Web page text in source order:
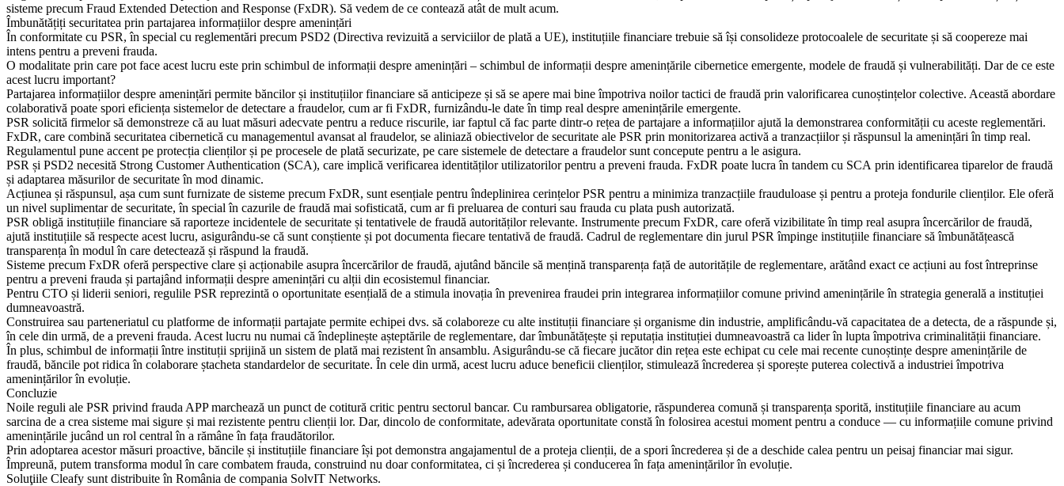
sisteme precum Fraud Extended Detection and Response (FxDR). Să vedem de ce contează atât de mult acum.
Îmbunătățiți securitatea prin partajarea informațiilor despre amenințări
În conformitate cu PSR, în special cu reglementări precum PSD2 (Directiva revizuită a serviciilor de plată a UE), instituțiile financiare trebuie să își consolideze protocoalele de securitate și să coopereze mai
intens pentru a preveni frauda.
O modalitate prin care pot face acest lucru este prin schimbul de informații despre amenințări – schimbul de informații despre amenințările cibernetice emergente, modele de fraudă și vulnerabilități. Dar de ce este
acest lucru important?
Partajarea informațiilor despre amenințări permite băncilor și instituțiilor financiare să anticipeze și să se apere mai bine împotriva noilor tactici de fraudă prin valorificarea cunoștințelor colective. Această abordare
colaborativă poate spori eficiența sistemelor de detectare a fraudelor, cum ar fi FxDR, furnizându-le date în timp real despre amenințările emergente.
PSR solicită firmelor să demonstreze că au luat măsuri adecvate pentru a reduce riscurile, iar faptul că fac parte dintr-o rețea de partajare a informațiilor ajută la demonstrarea conformității cu aceste reglementări.
FxDR, care combină securitatea cibernetică cu managementul avansat al fraudelor, se aliniază obiectivelor de securitate ale PSR prin monitorizarea activă a tranzacțiilor și răspunsul la amenințări în timp real.
Regulamentul pune accent pe protecția clienților și pe procesele de plată securizate, pe care sistemele de detectare a fraudelor sunt concepute pentru a le asigura.
PSR și PSD2 necesită Strong Customer Authentication (SCA), care implică verificarea identităților utilizatorilor pentru a preveni frauda. FxDR poate lucra în tandem cu SCA prin identificarea tiparelor de fraudă
și adaptarea măsurilor de securitate în mod dinamic.
Acțiunea și răspunsul, așa cum sunt furnizate de sisteme precum FxDR, sunt esențiale pentru îndeplinirea cerințelor PSR pentru a minimiza tranzacțiile frauduloase și pentru a proteja fondurile clienților. Ele oferă
un nivel suplimentar de securitate, în special în cazurile de fraudă mai sofisticată, cum ar fi preluarea de conturi sau frauda cu plata push autorizată.
PSR obligă instituțiile financiare să raporteze incidentele de securitate și tentativele de fraudă autorităților relevante. Instrumente precum FxDR, care oferă vizibilitate în timp real asupra încercărilor de fraudă,
ajută instituțiile să respecte acest lucru, asigurându-se că sunt conștiente și pot documenta fiecare tentativă de fraudă. Cadrul de reglementare din jurul PSR împinge instituțiile financiare să îmbunătățească
transparența în modul în care detectează și răspund la fraudă.
Sisteme precum FxDR oferă perspective clare și acționabile asupra încercărilor de fraudă, ajutând băncile să mențină transparența față de autoritățile de reglementare, arătând exact ce acțiuni au fost întreprinse
pentru a preveni frauda și partajând informații despre amenințări cu alții din ecosistemul financiar.
Pentru CTO și liderii seniori, regulile PSR reprezintă o oportunitate esențială de a stimula inovația în prevenirea fraudei prin integrarea informațiilor comune privind amenințările în strategia generală a instituției
dumneavoastră.
Construirea sau parteneriatul cu platforme de informații partajate permite echipei dvs. să colaboreze cu alte instituții financiare și organisme din industrie, amplificându-vă capacitatea de a detecta, de a răspunde și,
în cele din urmă, de a preveni frauda. Acest lucru nu numai că îndeplinește așteptările de reglementare, dar îmbunătățește și reputația instituției dumneavoastră ca lider în lupta împotriva criminalității financiare.
În plus, schimbul de informații între instituții sprijină un sistem de plată mai rezistent în ansamblu. Asigurându-se că fiecare jucător din rețea este echipat cu cele mai recente cunoștințe despre amenințările de
fraudă, băncile pot ridica în colaborare ștacheta standardelor de securitate. În cele din urmă, acest lucru aduce beneficii clienților, stimulează încrederea și sporește puterea colectivă a industriei împotriva
amenințărilor în evoluție.
Concluzie
Noile reguli ale PSR privind frauda APP marchează un punct de cotitură critic pentru sectorul bancar. Cu rambursarea obligatorie, răspunderea comună și transparența sporită, instituțiile financiare au acum
sarcina de a crea sisteme mai sigure și mai rezistente pentru clienții lor. Dar, dincolo de conformitate, adevărata oportunitate constă în folosirea acestui moment pentru a conduce — cu informațiile comune privind
amenințările jucând un rol central în a rămâne în fața fraudătorilor.
Prin adoptarea acestor măsuri proactive, băncile și instituțiile financiare își pot demonstra angajamentul de a proteja clienții, de a spori încrederea și de a deschide calea pentru un peisaj financiar mai sigur.
Împreună, putem transforma modul în care combatem frauda, construind nu doar conformitatea, ci și încrederea și conducerea în fața amenințărilor în evoluție.
Soluţiile Cleafy sunt distribuite în România de compania SolvIT Networks.